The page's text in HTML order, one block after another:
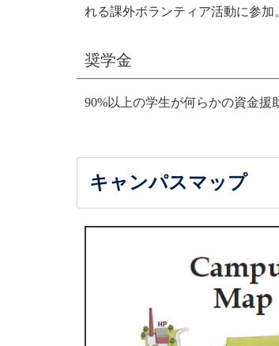
れる課外ボランティア活動に参加
奨学金
90%以上の学生が何らかの資金援
キャンパスマップ